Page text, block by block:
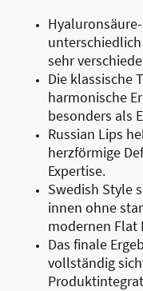
sehr
Die klassische
harmonische
besonders als
Russian Lips
herzförmige
Expertise.
Swedish Style
innen ohne
modernen Flat
Das finale
vollständig